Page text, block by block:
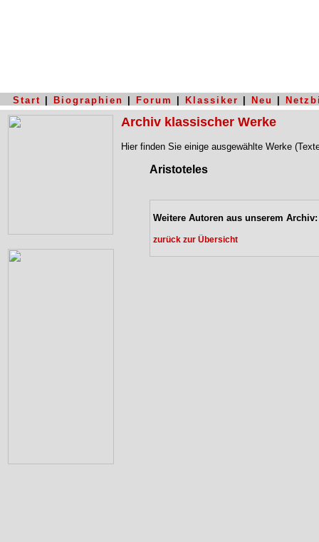
Start Biographien Forum Klassiker Neu
Archiv klassischer Werke
Hier finden Sie einige ausgewählte Werke
Aristoteles
Weitere Autoren aus unserem Archiv:
zurück zur Übersicht